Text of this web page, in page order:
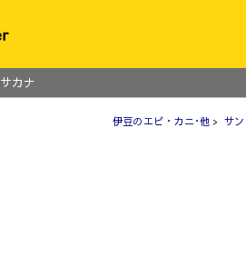
サカナ
伊豆のエビ・カニ･他 >サ